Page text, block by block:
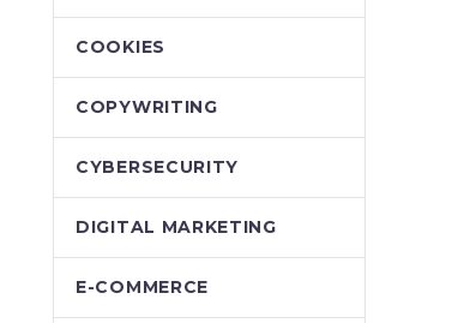
COOKIES
COPYWRITING
CYBERSECURITY
DIGITAL MARKETING
E-COMMERCE